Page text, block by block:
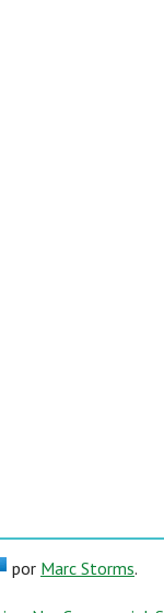
por Marc Storms.